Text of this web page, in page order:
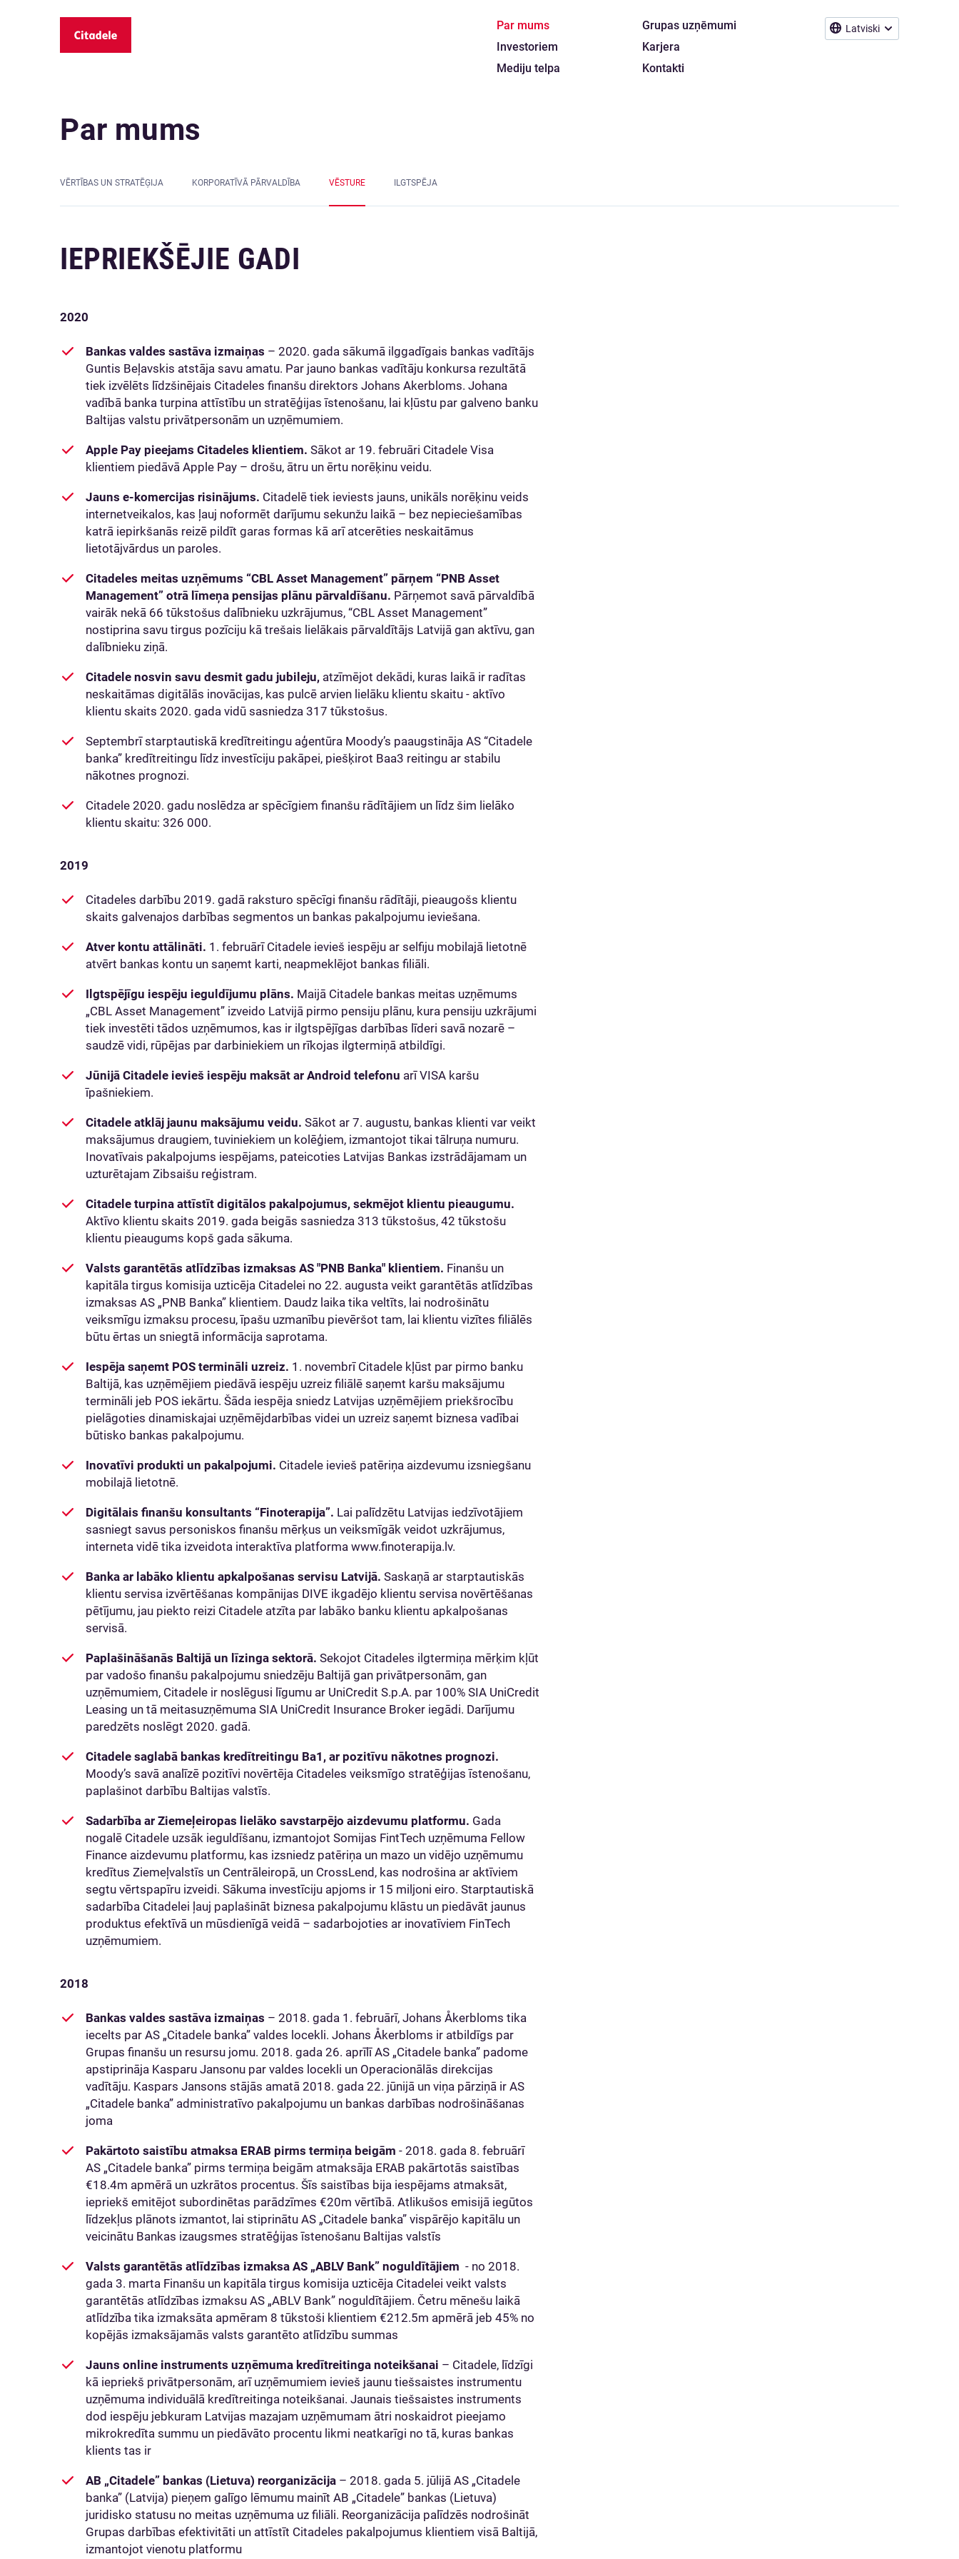
Latviski
Par mums
Investoriem
Mediju telpa
Grupas uzņēmumi
Karjera
Kontakti
Par mums
VĒRTĪBAS UN STRATĒĢIJA KORPORATĪVĀ PĀRVALDĪBA VĒSTURE ILGTSPĒJA
IEPRIEKŠĒJIE GADI
2020
Bankas valdes sastāva izmaiņas – 2020. gada sākumā ilggadīgais bankas vadītājs
Guntis Beļavskis atstāja savu amatu. Par jauno bankas vadītāju konkursa rezultātā
tiek izvēlēts līdzšinējais Citadeles finanšu direktors Johans Akerbloms. Johana
vadībā banka turpina attīstību un stratēģijas īstenošanu, lai kļūstu par galveno banku
Baltijas valstu privātpersonām un uzņēmumiem.
Apple Pay pieejams Citadeles klientiem. Sākot ar 19. februāri Citadele Visa
klientiem piedāvā Apple Pay – drošu, ātru un ērtu norēķinu veidu.
Jauns e-komercijas risinājums. Citadelē tiek ieviests jauns, unikāls norēķinu veids
internetveikalos, kas ļauj noformēt darījumu sekunžu laikā – bez nepieciešamības
katrā iepirkšanās reizē pildīt garas formas kā arī atcerēties neskaitāmus
lietotājvārdus un paroles.
Citadeles meitas uzņēmums “CBL Asset Management” pārņem “PNB Asset
Management” otrā līmeņa pensijas plānu pārvaldīšanu. Pārņemot savā pārvaldībā
vairāk nekā 66 tūkstošus dalībnieku uzkrājumus, “CBL Asset Management”
nostiprina savu tirgus pozīciju kā trešais lielākais pārvaldītājs Latvijā gan aktīvu, gan
dalībnieku ziņā.
Citadele nosvin savu desmit gadu jubileju, atzīmējot dekādi, kuras laikā ir radītas
neskaitāmas digitālās inovācijas, kas pulcē arvien lielāku klientu skaitu - aktīvo
klientu skaits 2020. gada vidū sasniedza 317 tūkstošus.
Septembrī starptautiskā kredītreitingu aģentūra Moody’s paaugstināja AS “Citadele
banka” kredītreitingu līdz investīciju pakāpei, piešķirot Baa3 reitingu ar stabilu
nākotnes prognozi.
Citadele 2020. gadu noslēdza ar spēcīgiem finanšu rādītājiem un līdz šim lielāko
klientu skaitu: 326 000.
2019
Citadeles darbību 2019. gadā raksturo spēcīgi finanšu rādītāji, pieaugošs klientu
skaits galvenajos darbības segmentos un bankas pakalpojumu ieviešana.
Atver kontu attālināti. 1. februārī Citadele ievieš iespēju ar selfiju mobilajā lietotnē
atvērt bankas kontu un saņemt karti, neapmeklējot bankas filiāli.
Ilgtspējīgu iespēju ieguldījumu plāns. Maijā Citadele bankas meitas uzņēmums
„CBL Asset Management” izveido Latvijā pirmo pensiju plānu, kura pensiju uzkrājumi
tiek investēti tādos uzņēmumos, kas ir ilgtspējīgas darbības līderi savā nozarē –
saudzē vidi, rūpējas par darbiniekiem un rīkojas ilgtermiņā atbildīgi.
Jūnijā Citadele ievieš iespēju maksāt ar Android telefonu arī VISA karšu
īpašniekiem.
Citadele atklāj jaunu maksājumu veidu. Sākot ar 7. augustu, bankas klienti var veikt
maksājumus draugiem, tuviniekiem un kolēģiem, izmantojot tikai tālruņa numuru.
Inovatīvais pakalpojums iespējams, pateicoties Latvijas Bankas izstrādājamam un
uzturētajam Zibsaišu reģistram.
Citadele turpina attīstīt digitālos pakalpojumus, sekmējot klientu pieaugumu.
Aktīvo klientu skaits 2019. gada beigās sasniedza 313 tūkstošus, 42 tūkstošu
klientu pieaugums kopš gada sākuma.
Valsts garantētās atlīdzības izmaksas AS "PNB Banka" klientiem. Finanšu un
kapitāla tirgus komisija uzticēja Citadelei no 22. augusta veikt garantētās atlīdzības
izmaksas AS „PNB Banka” klientiem. Daudz laika tika veltīts, lai nodrošinātu
veiksmīgu izmaksu procesu, īpašu uzmanību pievēršot tam, lai klientu vizītes filiālēs
būtu ērtas un sniegtā informācija saprotama.
Iespēja saņemt POS termināli uzreiz. 1. novembrī Citadele kļūst par pirmo banku
Baltijā, kas uzņēmējiem piedāvā iespēju uzreiz filiālē saņemt karšu maksājumu
termināli jeb POS iekārtu. Šāda iespēja sniedz Latvijas uzņēmējiem priekšrocību
pielāgoties dinamiskajai uzņēmējdarbības videi un uzreiz saņemt biznesa vadībai
būtisko bankas pakalpojumu.
Inovatīvi produkti un pakalpojumi. Citadele ievieš patēriņa aizdevumu izsniegšanu
mobilajā lietotnē.
Digitālais finanšu konsultants “Finoterapija”. Lai palīdzētu Latvijas iedzīvotājiem
sasniegt savus personiskos finanšu mērķus un veiksmīgāk veidot uzkrājumus,
interneta vidē tika izveidota interaktīva platforma www.finoterapija.lv.
Banka ar labāko klientu apkalpošanas servisu Latvijā. Saskaņā ar starptautiskās
klientu servisa izvērtēšanas kompānijas DIVE ikgadējo klientu servisa novērtēšanas
pētījumu, jau piekto reizi Citadele atzīta par labāko banku klientu apkalpošanas
servisā.
Paplašināšanās Baltijā un līzinga sektorā. Sekojot Citadeles ilgtermiņa mērķim kļūt
par vadošo finanšu pakalpojumu sniedzēju Baltijā gan privātpersonām, gan
uzņēmumiem, Citadele ir noslēgusi līgumu ar UniCredit S.p.A. par 100% SIA UniCredit
Leasing un tā meitasuzņēmuma SIA UniCredit Insurance Broker iegādi. Darījumu
paredzēts noslēgt 2020. gadā.
Citadele saglabā bankas kredītreitingu Ba1, ar pozitīvu nākotnes prognozi.
Moody’s savā analīzē pozitīvi novērtēja Citadeles veiksmīgo stratēģijas īstenošanu,
paplašinot darbību Baltijas valstīs.
Sadarbība ar Ziemeļeiropas lielāko savstarpējo aizdevumu platformu. Gada
nogalē Citadele uzsāk ieguldīšanu, izmantojot Somijas FintTech uzņēmuma Fellow
Finance aizdevumu platformu, kas izsniedz patēriņa un mazo un vidējo uzņēmumu
kredītus Ziemeļvalstīs un Centrāleiropā, un CrossLend, kas nodrošina ar aktīviem
segtu vērtspapīru izveidi. Sākuma investīciju apjoms ir 15 miljoni eiro. Starptautiskā
sadarbība Citadelei ļauj paplašināt biznesa pakalpojumu klāstu un piedāvāt jaunus
produktus efektīvā un mūsdienīgā veidā – sadarbojoties ar inovatīviem FinTech
uzņēmumiem.
2018
Bankas valdes sastāva izmaiņas – 2018. gada 1. februārī, Johans Åkerbloms tika
iecelts par AS „Citadele banka” valdes locekli. Johans Åkerbloms ir atbildīgs par
Grupas finanšu un resursu jomu. 2018. gada 26. aprīlī AS „Citadele banka” padome
apstiprināja Kasparu Jansonu par valdes locekli un Operacionālās direkcijas
vadītāju. Kaspars Jansons stājās amatā 2018. gada 22. jūnijā un viņa pārziņā ir AS
„Citadele banka” administratīvo pakalpojumu un bankas darbības nodrošināšanas
joma
Pakārtoto saistību atmaksa ERAB pirms termiņa beigām - 2018. gada 8. februārī
AS „Citadele banka” pirms termiņa beigām atmaksāja ERAB pakārtotās saistības
€18.4m apmērā un uzkrātos procentus. Šīs saistības bija iespējams atmaksāt,
iepriekš emitējot subordinētas parādzīmes €20m vērtībā. Atlikušos emisijā iegūtos
līdzekļus plānots izmantot, lai stiprinātu AS „Citadele banka” vispārējo kapitālu un
veicinātu Bankas izaugsmes stratēģijas īstenošanu Baltijas valstīs
Valsts garantētās atlīdzības izmaksa AS „ABLV Bank” noguldītājiem - no 2018.
gada 3. marta Finanšu un kapitāla tirgus komisija uzticēja Citadelei veikt valsts
garantētās atlīdzības izmaksu AS „ABLV Bank” noguldītājiem. Četru mēnešu laikā
atlīdzība tika izmaksāta apmēram 8 tūkstoši klientiem €212.5m apmērā jeb 45% no
kopējās izmaksājamās valsts garantēto atlīdzību summas
Jauns online instruments uzņēmuma kredītreitinga noteikšanai – Citadele, līdzīgi
kā iepriekš privātpersonām, arī uzņēmumiem ievieš jaunu tiešsaistes instrumentu
uzņēmuma individuālā kredītreitinga noteikšanai. Jaunais tiešsaistes instruments
dod iespēju jebkuram Latvijas mazajam uzņēmumam ātri noskaidrot pieejamo
mikrokredīta summu un piedāvāto procentu likmi neatkarīgi no tā, kuras bankas
klients tas ir
AB „Citadele” bankas (Lietuva) reorganizācija – 2018. gada 5. jūlijā AS „Citadele
banka” (Latvija) pieņem galīgo lēmumu mainīt AB „Citadele” bankas (Lietuva)
juridisko statusu no meitas uzņēmuma uz filiāli. Reorganizācija palīdzēs nodrošināt
Grupas darbības efektivitāti un attīstīt Citadeles pakalpojumus klientiem visā Baltijā,
izmantojot vienotu platformu